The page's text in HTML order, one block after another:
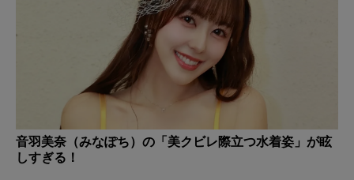
音羽美奈（みなぽち）の「美クビレ際立つ水着姿」が眩
しすぎる！